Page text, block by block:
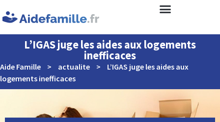
L’IGAS juge les aides aux logements
inefficaces
Aide Famille > actualite >
L’IGAS juge les aides aux
logements inefficaces